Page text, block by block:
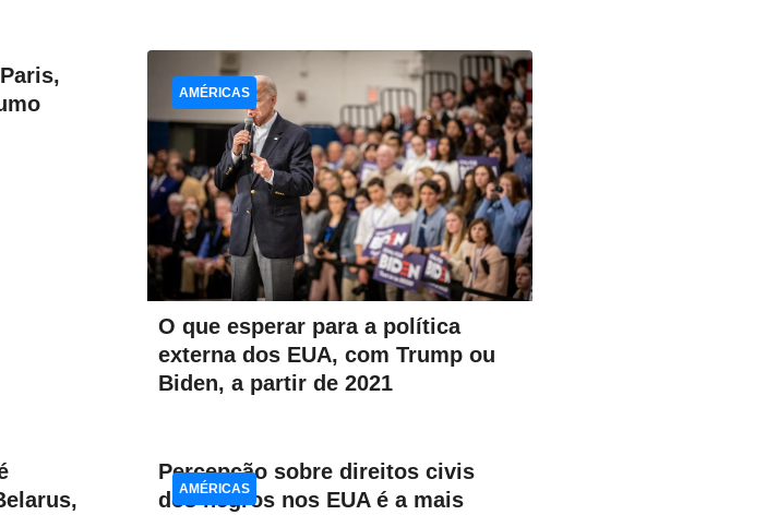
O que esperar para a política
externa dos EUA, com Trump ou
Biden, a partir de 2021
AMÉRICAS
Percepção sobre direitos civis
dos negros nos EUA é a mais
AMÉRICAS